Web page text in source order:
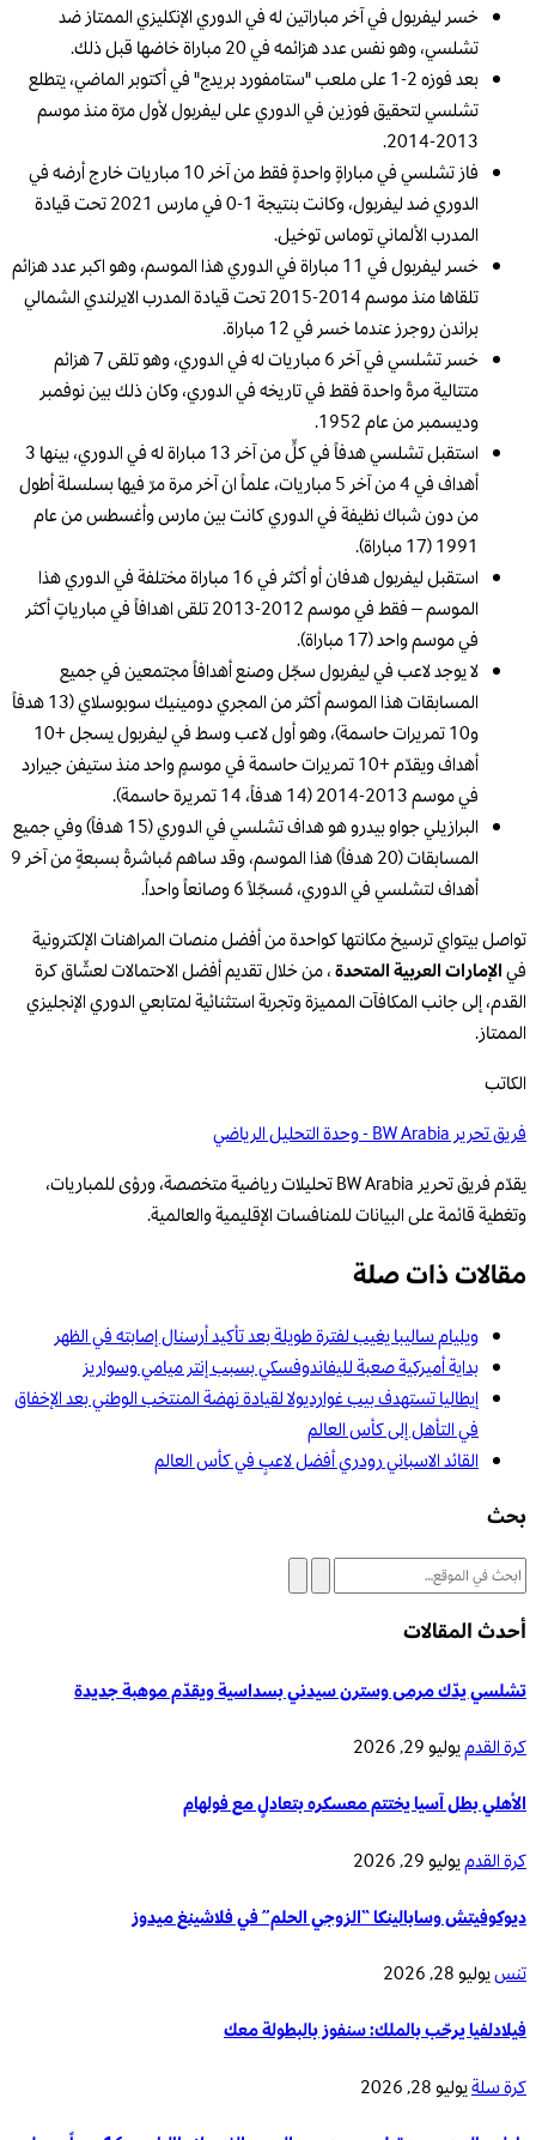
خسر ليفربول في آخر مباراتين له في الدوري الإنكليزي الممتاز ضد
تشلسي، وهو نفس عدد هزائمه في 20 مباراة خاضها قبل ذلك.
بعد فوزه 2-1 على ملعب "ستامفورد بريدج" في أكتوبر الماضي، يتطلع
تشلسي لتحقيق فوزين في الدوري على ليفربول لأول مرّة منذ موسم
2013-2014.
فاز تشلسي في مباراةٍ واحدةٍ فقط من آخر 10 مباريات خارج أرضه في
الدوري ضد ليفربول، وكانت بنتيجة 1-0 في مارس 2021 تحت قيادة
المدرب الألماني توماس توخيل.
خسر ليفربول في 11 مباراة في الدوري هذا الموسم، وهو اكبر عدد هزائم
تلقاها منذ موسم 2014-2015 تحت قيادة المدرب الايرلندي الشمالي
براندن روجرز عندما خسر في 12 مباراة.
خسر تشلسي في آخر 6 مباريات له في الدوري، وهو تلقى 7 هزائم
متتالية مرةً واحدة فقط في تاريخه في الدوري، وكان ذلك بين نوفمبر
وديسمبر من عام 1952.
استقبل تشلسي هدفاً في كلٍّ من آخر 13 مباراة له في الدوري، بينها 3
أهداف في 4 من آخر 5 مباريات، علماً ان آخر مرة مرّ فيها بسلسلة أطول
من دون شباك نظيفة في الدوري كانت بين مارس وأغسطس من عام
1991 (17 مباراة).
استقبل ليفربول هدفان أو أكثر في 16 مباراة مختلفة في الدوري هذا
الموسم – فقط في موسم 2012-2013 تلقى اهدافاً في مبارياتٍ أكثر
في موسم واحد (17 مباراة).
لا يوجد لاعب في ليفربول سجّل وصنع أهدافاً مجتمعين في جميع
المسابقات هذا الموسم أكثر من المجري دومينيك سوبوسلاي (13 هدفاً
و10 تمريرات حاسمة)، وهو أول لاعب وسط في ليفربول يسجل +10
أهداف ويقدّم +10 تمريرات حاسمة في موسمٍ واحد منذ ستيفن جيرارد
في موسم 2013-2014 (14 هدفاً، 14 تمريرة حاسمة).
البرازيلي جواو بيدرو هو هداف تشلسي في الدوري (15 هدفاً) وفي جميع
المسابقات (20 هدفاً) هذا الموسم، وقد ساهم مُباشرةً بسبعةٍ من آخر 9
أهداف لتشلسي في الدوري، مُسجّلاً 6 وصانعاً واحداً.
تواصل بيتواي ترسيخ مكانتها كواحدة من أفضل منصات المراهنات الإلكترونية
فيالإمارات العربية المتحدة، من خلال تقديم أفضل الاحتمالات لعشّاق كرة
القدم، إلى جانب المكافآت المميزة وتجربة استثنائية لمتابعي الدوري الإنجليزي
الممتاز.
الكاتب
فريق تحرير BW Arabia - وحدة التحليل الرياضي
يقدّم فريق تحرير BW Arabia تحليلات رياضية متخصصة، ورؤى للمباريات،
وتغطية قائمة على البيانات للمنافسات الإقليمية والعالمية.
مقالات ذات صلة
ويليام ساليبا يغيب لفترة طويلة بعد تأكيد أرسنال إصابته في الظهر
بداية أميركية صعبة لليفاندوفسكي بسبب إنتر ميامي وسواريز
إيطاليا تستهدف بيب غوارديولا لقيادة نهضة المنتخب الوطني بعد الإخفاق
في التأهل إلى كأس العالم
القائد الاسباني رودري أفضل لاعبٍ في كأس العالم
بحث
أحدث المقالات
تشلسي يدّك مرمى وسترن سيدني بسداسية ويقدّم موهبة جديدة
كرة القدميوليو 29, 2026
الأهلي بطل آسيا يختتم معسكره بتعادلٍ مع فولهام
كرة القدميوليو 29, 2026
ديوكوفيتش وسابالينكا “الزوجي الحلم” في فلاشينغ ميدوز
تنسيوليو 28, 2026
فيلادلفيا يرحّب بالملك: سنفوز بالبطولة معك
كرة سلةيوليو 28, 2026